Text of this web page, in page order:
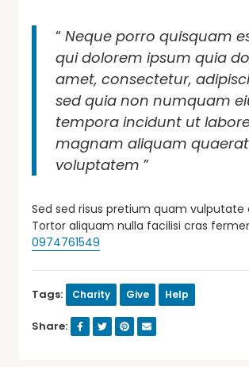
“ Neque porro quisquam
qui dolorem ipsum quia
amet, consectetur,
sed quia non numquam
tempora incidunt ut
magnam aliquam quaerat
voluptatem ”
Sed sed risus pretium quam vulputate
Tortor aliquam nulla facilisi cras
0974761549
Tags: Charity Give Help
Share: